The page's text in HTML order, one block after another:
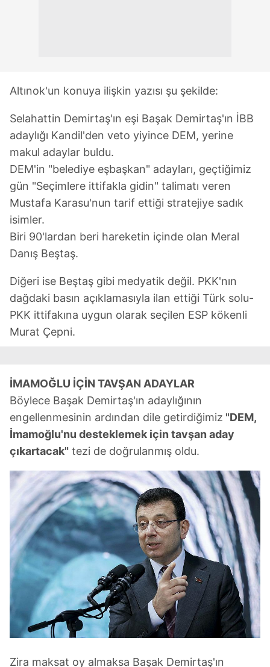
Altınok'un konuya ilişkin yazısı şu şekilde:
Selahattin Demirtaş'ın eşi Başak Demirtaş'ın İBB
adaylığı Kandil'den veto yiyince DEM, yerine
makul adaylar buldu.
DEM'in "belediye eşbaşkan" adayları, geçtiğimiz
gün "Seçimlere ittifakla gidin" talimatı veren
Mustafa Karasu'nun tarif ettiği stratejiye sadık
isimler.
Biri 90'lardan beri hareketin içinde olan Meral
Danış Beştaş.
Diğeri ise Beştaş gibi medyatik değil. PKK'nın
dağdaki basın açıklamasıyla ilan ettiği Türk solu-
PKK ittifakına uygun olarak seçilen ESP kökenli
Murat Çepni.
İMAMOĞLU İÇİN TAVŞAN ADAYLAR
Böylece Başak Demirtaş'ın adaylığının
engellenmesinin ardından dile getirdiğimiz "DEM,
İmamoğlu'nu desteklemek için tavşan aday
çıkartacak" tezi de doğrulanmış oldu.
Zira maksat oy almaksa Başak Demirtaş'ın